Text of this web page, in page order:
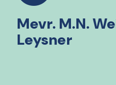
Mevr. M.N.
Leysner